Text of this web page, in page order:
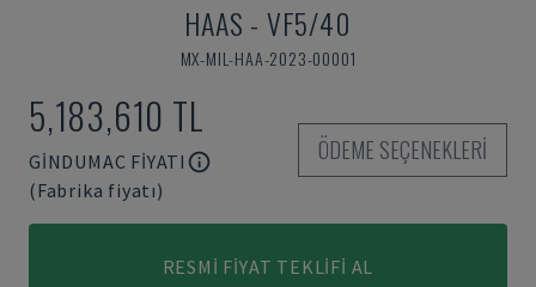
HAAS - VF5/40
MX-MIL-HAA-2023-00001
5,183,610 TL
GINDUMAC FIYATI
(Fabrika fiyatı)
ÖDEME SEÇENEKLERI
RESMI FIYAT TEKLIFI AL